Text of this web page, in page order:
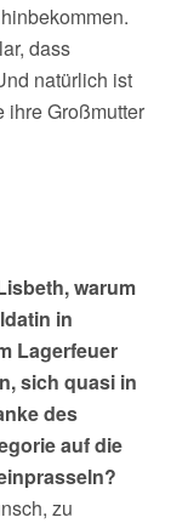
dass
natürlich ist
ihre Großmutter
warum
in
Lagerfeuer
sich quasi in
des
auf die
zu